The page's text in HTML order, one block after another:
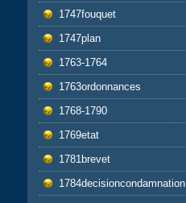
1747fouquet
1747plan
1763-1764
1763ordonnances
1768-1790
1769etat
1781brevet
1784decisioncondamnation